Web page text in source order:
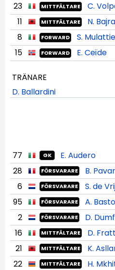
23
MITTFÄLTARE
C.
11
MITTFÄLTARE
N.
8
FORWARD
S.
15
FORWARD E. Ceïde
TRÄNARE
D. Ballardini
77 GK
E. Audero
28
FÖRSVARARE B.
6 FÖRSVARARE
S. de
95
FÖRSVARARE A.
2 FÖRSVARARE D.
16 MITTFÄLTARE D.
21 MITTFÄLTARE K.
22 MITTFÄLTARE H.